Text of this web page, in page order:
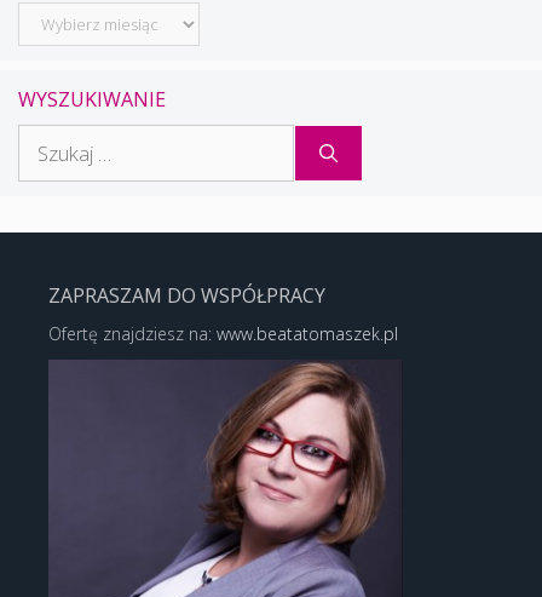
Archiwum
WYSZUKIWANIE
ZAPRASZAM DO WSPÓŁPRACY
Ofertę znajdziesz na: www.beatatomaszek.pl